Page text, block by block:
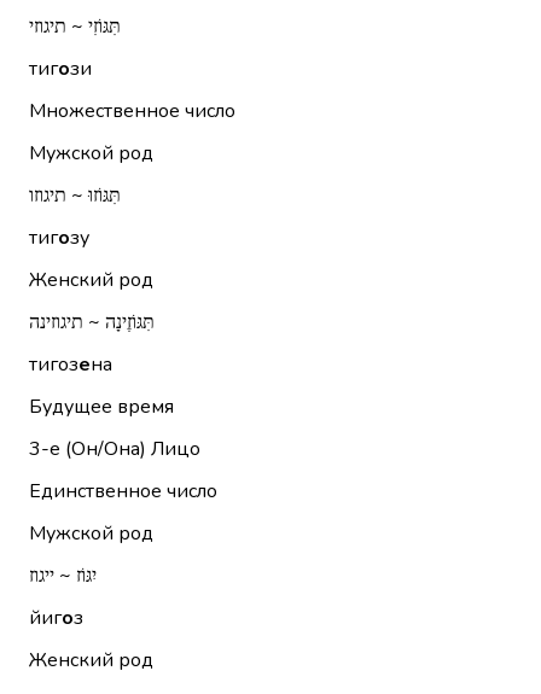
תִּגּוֹזִי ~ תיגוזי
тигози
Множественное число
Мужской род
תִּגּוֹזוּ ~ תיגוזו
тигозу
Женский род
תִּגּוֹזֶינָה ~ תיגוזינה
тигозена
Будущее время
3-е (Он/Она) Лицо
Единственное число
Мужской род
יִגּוֹז ~ ייגוז
йигоз
Женский род